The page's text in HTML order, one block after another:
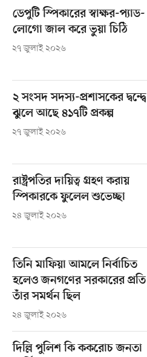
ডেপুটি স্পিকারের স্বাক্ষর-প্যাড-
লোগো জাল করে ভুয়া চিঠি
২৭ জুলাই ২০২৬
২ সংসদ সদস্য-প্রশাসকের দ্বন্দ্বে
ঝুলে আছে ৪১৭টি প্রকল্প
২৭ জুলাই ২০২৬
রাষ্ট্রপতির দায়িত্ব গ্রহণ করায়
স্পিকারকে ফুলেল শুভেচ্ছা
২৪ জুলাই ২০২৬
তিনি মাফিয়া আমলে নির্বাচিত
হলেও জনগণের সরকারের প্রতি
তাঁর সমর্থন ছিল
২৪ জুলাই ২০২৬
দিল্লি পুলিশ কি ককরোচ জনতা